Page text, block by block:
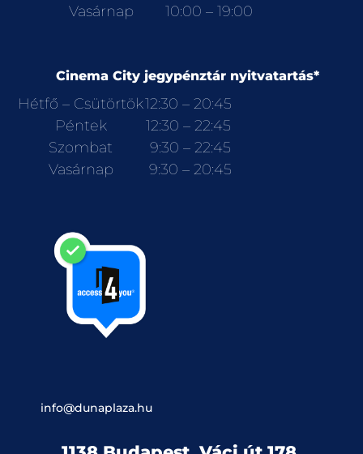
Vasárnap
10:00 – 19:00
Cinema City jegypénztár nyitvatartás*
Hétfő – Csütörtök12:30 – 20:45
Péntek
12:30 – 22:45
Szombat
9:30 – 22:45
Vasárnap
9:30 – 20:45
info@dunaplaza.hu